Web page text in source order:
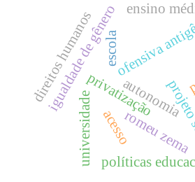
privatização
romeu zema
igualdade de gênero
universidade
ofensiva
políticas
acesso
direitos humanos escola
autonomia
ensino